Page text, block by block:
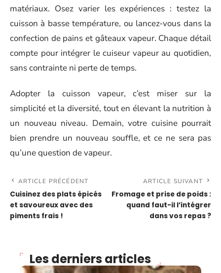
matériaux. Osez varier les expériences : testez la
cuisson à basse température, ou lancez-vous dans la
confection de pains et gâteaux vapeur. Chaque détail
compte pour intégrer le cuiseur vapeur au quotidien,
sans contrainte ni perte de temps.
Adopter la cuisson vapeur, c’est miser sur la
simplicité et la diversité, tout en élevant la nutrition à
un nouveau niveau. Demain, votre cuisine pourrait
bien prendre un nouveau souffle, et ce ne sera pas
qu’une question de vapeur.
ARTICLE PRÉCÉDENT
Cuisinez des plats épicés
et savoureux avec des
piments frais !
ARTICLE SUIVANT
Fromage et prise de poids :
quand faut-il l’intégrer
dans vos repas ?
Les derniers articles